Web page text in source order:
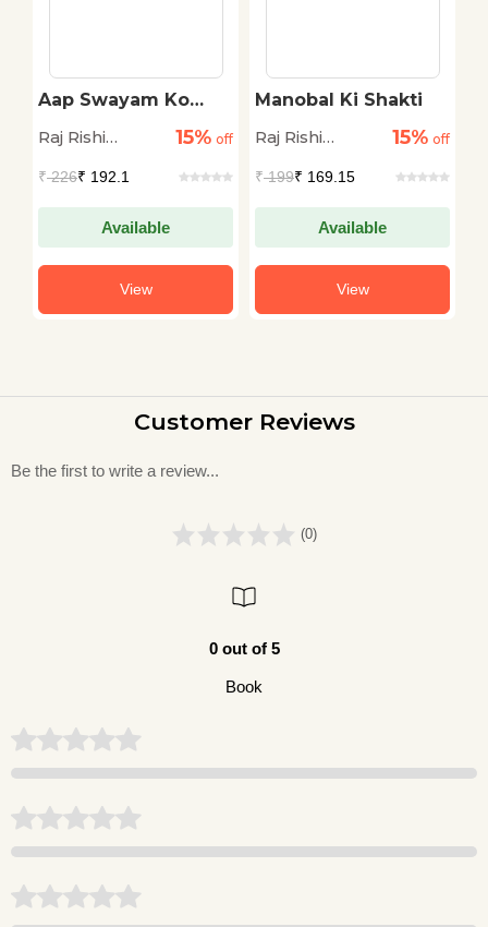
Aap Swayam Ko
Raj Rishi
15% off
₹226₹ 192.1
Available
View
Manobal Ki Shakti
Raj Rishi
15% off
₹199₹ 169.15
Available
View
Customer Reviews
Be the first to write a review...
(0)
0 out of 5
Book